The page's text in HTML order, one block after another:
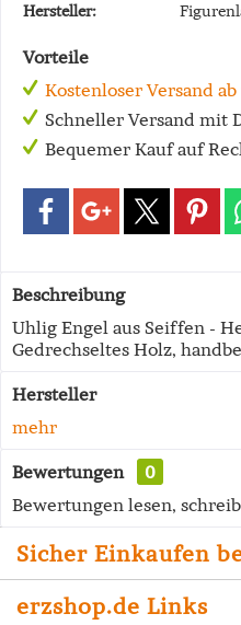
Hersteller:
Vorteile
Kostenloser Versand
Schneller Versand mit
Bequemer Kauf auf
Beschreibung
Uhlig Engel aus Seiffen -
Gedrechseltes Holz,
Hersteller
mehr
Bewertungen
0
Bewertungen lesen,
Sicher Einkaufen
erzshop.de Links